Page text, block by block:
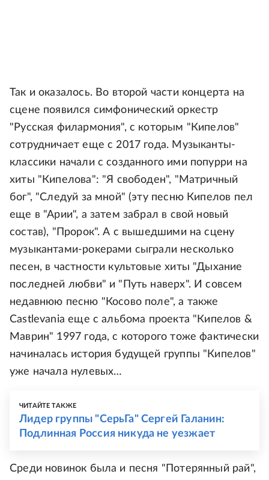
Так и оказалось. Во второй части концерта на
сцене появился симфонический оркестр
"Русская филармония", с которым "Кипелов"
сотрудничает еще с 2017 года. Музыканты-
классики начали с созданного ими попурри на
хиты "Кипелова": "Я свободен", "Матричный
бог", "Следуй за мной" (эту песню Кипелов пел
еще в "Арии", а затем забрал в свой новый
состав), "Пророк". А с вышедшими на сцену
музыкантами-рокерами сыграли несколько
песен, в частности культовые хиты "Дыхание
последней любви" и "Путь наверх". И совсем
недавнюю песню "Косово поле", а также
Castlevania еще с альбома проекта "Кипелов &
Маврин" 1997 года, с которого тоже фактически
начиналась история будущей группы "Кипелов"
уже начала нулевых…
ЧИТАЙТЕ ТАКЖЕ
Лидер группы "СерьГа" Сергей Галанин:
Подлинная Россия никуда не уезжает
Среди новинок была и песня "Потерянный рай",